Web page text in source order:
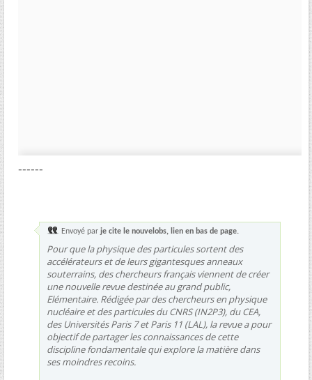
------
Envoyé par je cite le nouvelobs, lien en bas de page.
Pour que la physique des particules sortent des
accélérateurs et de leurs gigantesques anneaux
souterrains, des chercheurs français viennent de créer
une nouvelle revue destinée au grand public,
Elémentaire. Rédigée par des chercheurs en physique
nucléaire et des particules du CNRS (IN2P3), du CEA,
des Universités Paris 7 et Paris 11 (LAL), la revue a pour
objectif de partager les connaissances de cette
discipline fondamentale qui explore la matière dans
ses moindres recoins.